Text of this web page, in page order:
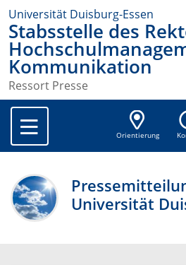
Universität Duisburg-Essen
Stabsstelle des
Kommunikation
Ressort Presse
Orientierung
Universität